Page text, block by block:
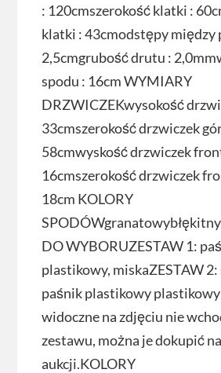
: 120cmszerokość klatki :
klatki : 43cmodstępy między
2,5cmgrubość drutu :
spodu : 16cm WYMIARY
DRZWICZEKwysokość
33cmszerokość drzwiczek
58cmwyskość drzwiczek
16cmszerokość drzwiczek
18cm KOLORY
DO WYBORUZESTAW 1:
plastikowy, miskaZESTAW
paśnik plastikowy
widoczne na zdjęciu nie
zestawu, można je dokupić
aukcji.KOLORY